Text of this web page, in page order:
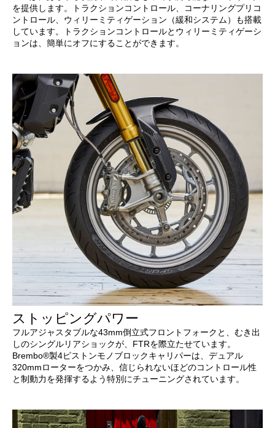
を提供します。トラクションコントロール、コーナリングプリコ
ントロール、ウィリーミティゲーション（緩和システム）も搭載
しています。トラクションコントロールとウィリーミティゲーシ
ョンは、簡単にオフにすることができます。
ストッピングパワー
フルアジャスタブルな43mm倒立式フロントフォークと、むき出
しのシングルリアショックが、FTRを際立たせています。
Brembo®製4ピストンモノブロックキャリパーは、デュアル
320mmローターをつかみ、信じられないほどのコントロール性
と制動力を発揮するよう特別にチューニングされています。